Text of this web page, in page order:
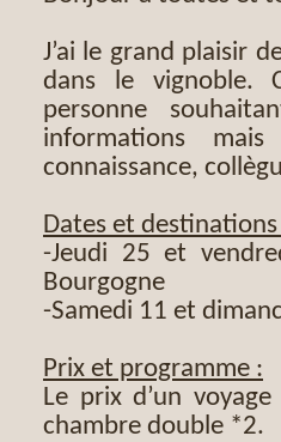
J’ai le grand plaisir
dans le vignoble.
personne
informations
connaissance,
Dates et destinations
-Jeudi 25 et
Bourgogne
-Samedi 11 et
Prix et programme :
Le prix d’un
chambre double *2.